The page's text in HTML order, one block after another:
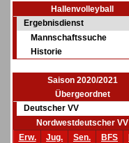
Hallenvolleyball
Ergebnisdienst
Mannschaftssuche
Historie
Saison 2020/2021
Übergeordnet
Deutscher VV
Nordwestdeutscher VV
Erw.
Jug. Sen. BFS